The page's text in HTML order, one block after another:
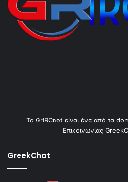
Το GrIRCnet είναι ένα από τα
Επικοινωνίας
GreekChat